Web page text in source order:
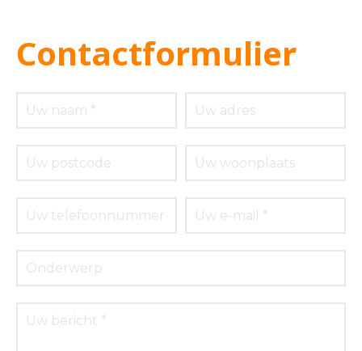
Contactformulier